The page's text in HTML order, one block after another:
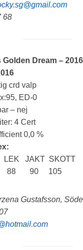
68
Dream – 2016
crd valp
ED-0
– nej
4 Cert
0,0 %
JAKT SKOTT
88 90 105
Gustafsson,